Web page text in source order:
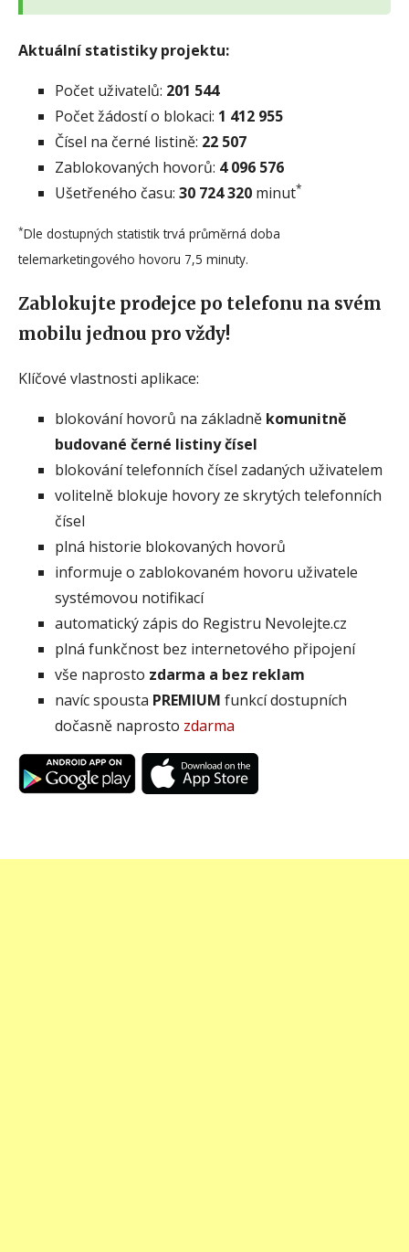
Aktuální statistiky projektu:
Počet uživatelů: 201 544
Počet žádostí o blokaci: 1 412 955
Čísel na černé listině: 22 507
Zablokovaných hovorů: 4 096 576
Ušetřeného času: 30 724 320 minut*
*Dle dostupných statistik trvá průměrná doba
telemarketingového hovoru 7,5 minuty.
Zablokujte prodejce po telefonu na svém
mobilu jednou pro vždy!
Klíčové vlastnosti aplikace:
blokování hovorů na základně komunitně
budované černé listiny čísel
blokování telefonních čísel zadaných uživatelem
volitelně blokuje hovory ze skrytých telefonních
čísel
plná historie blokovaných hovorů
informuje o zablokovaném hovoru uživatele
systémovou notifikací
automatický zápis do Registru Nevolejte.cz
plná funkčnost bez internetového připojení
vše naprosto zdarma a bez reklam
navíc spousta PREMIUM funkcí dostupních
dočasně naprosto zdarma